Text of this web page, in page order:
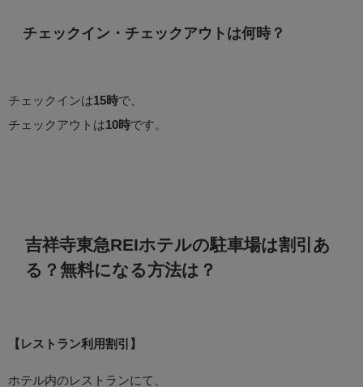
チェックイン・チェックアウトは何時？
チェックインは15時で、
チェックアウトは10時です。
吉祥寺東急REIホテルの駐車場は割引あ
る？無料になる方法は？
【レストラン利用割引】
ホテル内のレストランにて、